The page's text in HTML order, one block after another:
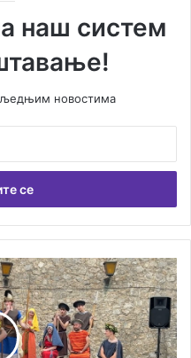
наш систем
новостима